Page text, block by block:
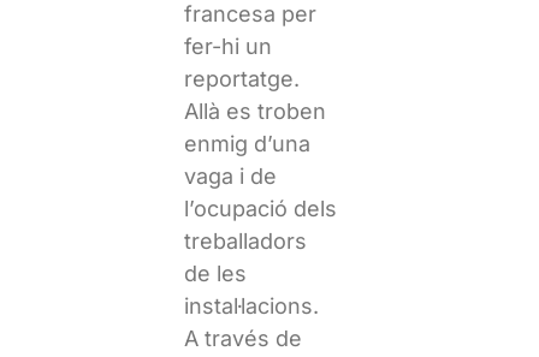
francesa per
fer-hi un
reportatge.
Allà es troben
enmig d’una
vaga i de
l’ocupació dels
treballadors
de les
instal·lacions.
A través de